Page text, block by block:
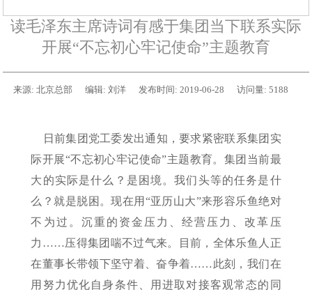
读毛泽东主席诗词有感于集团当下联系实际
开展“不忘初心牢记使命”主题教育
来源: 北京总部 编辑: 刘洋 发布时间: 2019-06-28 访问量: 5188
日前集团党工委发出通知，要求紧密联系集团实
际开展“不忘初心牢记使命”主题教育。集团当前最
大的实际是什么？是困境。我们头等的任务是什
么？就是脱困。现在用“亚历山大”来形容乐鱼绝对
不为过。沉重的资金压力、经营压力、改革压
力……压得集团喘不过气来。目前，全体乐鱼人正
在董事长带领下坚守着、奋争着……此刻，我们在
用努力优化自身条件、用进取对接客观常态的同